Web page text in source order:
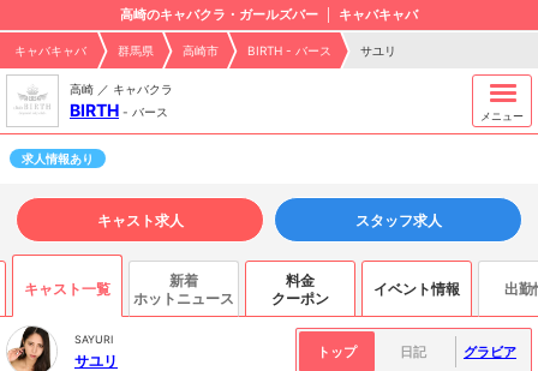
高崎のキャバクラ・ガールズバー キャバキャバ
キャバキャバ 群馬県 高崎市 BIRTH - バース サユリ
高崎 ／ キャバクラ
BIRTH - バース メニュー
求人情報あり
キャスト求人 スタッフ求人
キャスト一覧
新着
ホットニュース
料金
クーポン
イベント情報 出勤
SAYURI
サユリ トップ 日記 グラビア